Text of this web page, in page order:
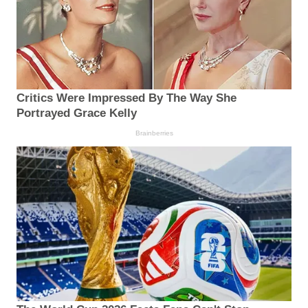
Critics Were Impressed By The Way She
Portrayed Grace Kelly
Brainberries